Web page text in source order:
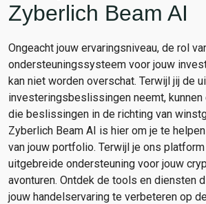
Zyberlich Beam AI
Ongeacht jouw ervaringsniveau, de rol
ondersteuningssysteem voor jouw
kan niet worden overschat. Terwijl jij de
investeringsbeslissingen neemt,
die beslissingen in de richting van
Zyberlich Beam AI is hier om je te
van jouw portfolio. Terwijl je ons
uitgebreide ondersteuning voor jouw
avonturen. Ontdek de tools en diensten
jouw handelservaring te verbeteren op